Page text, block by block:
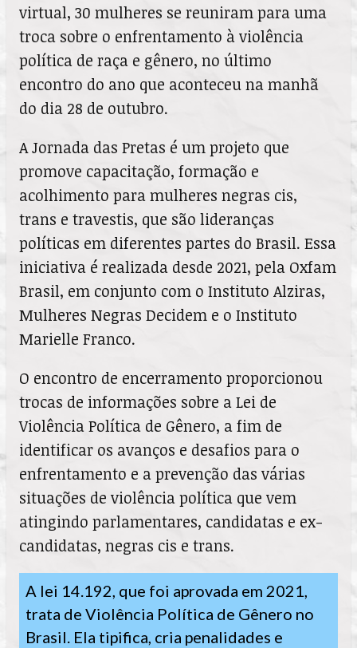
virtual, 30 mulheres se reuniram para uma
troca sobre o enfrentamento à violência
política de raça e gênero, no último
encontro do ano que aconteceu na manhã
do dia 28 de outubro.
A Jornada das Pretas é um projeto que
promove capacitação, formação e
acolhimento para mulheres negras cis,
trans e travestis, que são lideranças
políticas em diferentes partes do Brasil. Essa
iniciativa é realizada desde 2021, pela Oxfam
Brasil, em conjunto com o Instituto Alziras,
Mulheres Negras Decidem e o Instituto
Marielle Franco.
O encontro de encerramento proporcionou
trocas de informações sobre a Lei de
Violência Política de Gênero, a fim de
identificar os avanços e desafios para o
enfrentamento e a prevenção das várias
situações de violência política que vem
atingindo parlamentares, candidatas e ex-
candidatas, negras cis e trans.
A lei 14.192, que foi aprovada em 2021,
trata de Violência Política de Gênero no
Brasil. Ela tipifica, cria penalidades e